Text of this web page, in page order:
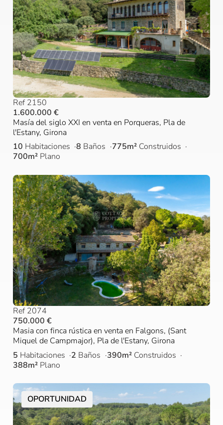
Ref 2150
1.600.000 €
Masía del siglo XXI en venta en Porqueras, Pla de
l'Estany, Girona
10 Habitaciones 8 Baños 775m² Construidos
700m² Plano
Ref 2074
750.000 €
Masia con finca rústica en venta en Falgons, (Sant
Miquel de Campmajor), Pla de l'Estany, Girona
5 Habitaciones 2 Baños 390m² Construidos
388m² Plano
OPORTUNIDAD